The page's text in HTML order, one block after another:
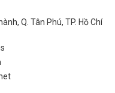
Q. Tân Phú, TP. Hồ Chí